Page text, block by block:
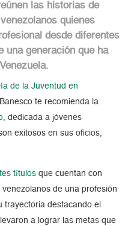
las historias de
quienes
desde diferentes
una generación que ha
de la Juventud en
te recomienda la
, dedicada a jóvenes
exitosos en sus oficios,
títulos que cuentan con
de una profesión
trayectoria destacando el
a lograr las metas que